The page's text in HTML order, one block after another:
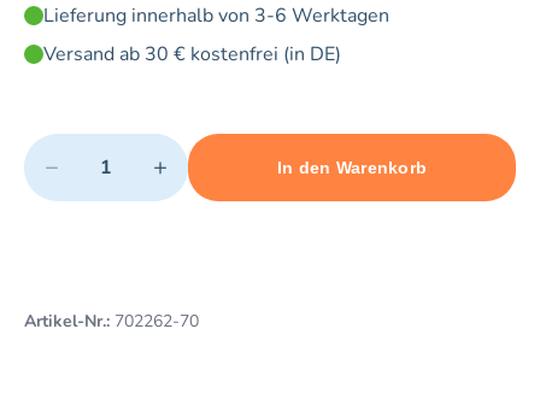
Lieferung innerhalb von 3-6 Werktagen
Versand ab 30 € kostenfrei (in DE)
Quantity
− +
Minimum quantity: 1 Maximum quantity: 10
In den Warenkorb
Add 1 item to cart
Artikel-Nr.: 702262-70